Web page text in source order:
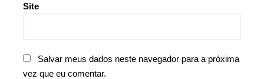
Site
Salvar meus dados neste navegador para a próxima
vez que eu comentar.